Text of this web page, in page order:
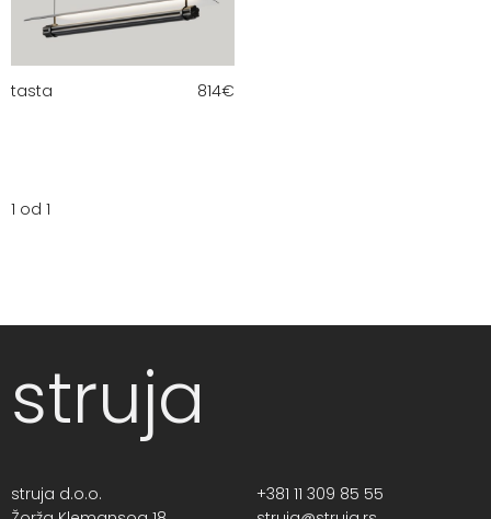
tasta 814€
1 od 1
struja
struja d.o.o.
+381 11 309 85 55